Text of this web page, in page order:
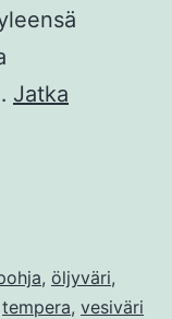
Jatka
, öljyväri,
tempera, vesiväri